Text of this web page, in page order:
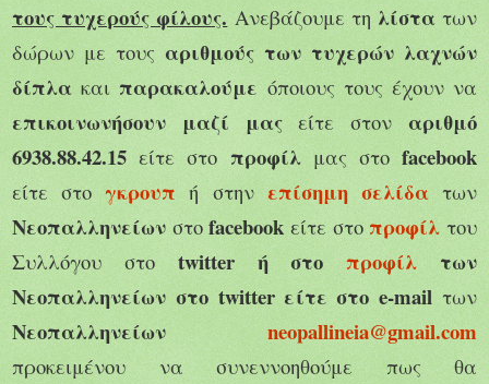
τους τυχερούς φίλους. Ανεβάζουμε τη λίστα των
δώρων με τους αριθμούς των τυχερών λαχνών
δίπλα και παρακαλούμε όποιους τους έχουν να
επικοινωνήσουν μαζί μας είτε στον
αριθμό
6938.88.42.15 είτε στο προφίλ μας στοfacebook
είτε στογκρουπ ή στην επίσημη σελίδα των
Νεοπαλληνείων στο facebook είτε στο προφίλ του
Συλλόγου στο twitter ή στο προφίλ
των
Νεοπαλληνείων στο twitter είτε στο e-mail των
Νεοπαλληνείων neopallineia@gmail.com
προκειμένου να συνεννοηθούμε πως θα